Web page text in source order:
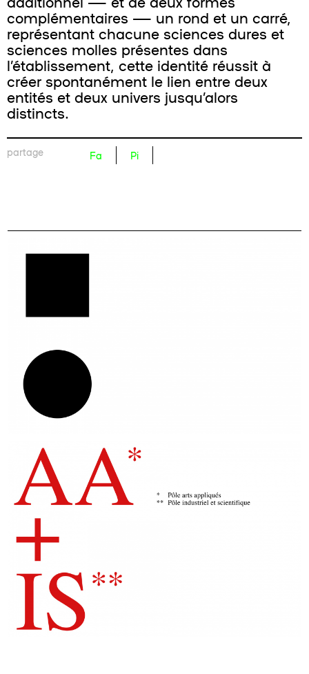
complémentaires — un rond et un carré,
représentant chacune sciences dures et
sciences molles présentes dans
l’établissement, cette identité réussit à
créer spontanément le lien entre deux
entités et deux univers jusqu’alors
distincts.
partage Fa Pi